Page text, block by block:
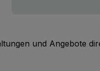
und Angebote